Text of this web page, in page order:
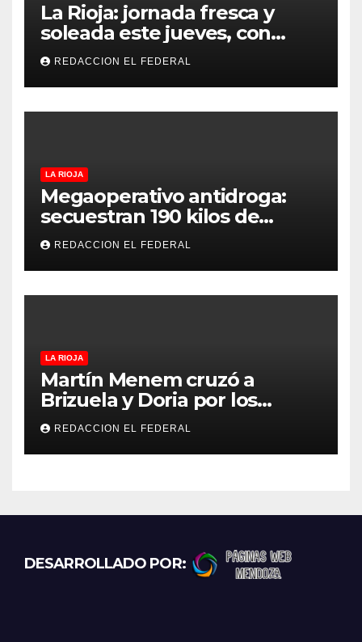
La Rioja: jornada fresca y
soleada este jueves, con
temperaturas estables para
el viernes
REDACCION EL FEDERAL
LA RIOJA
Megaoperativo antidroga:
secuestran 190 kilos de
marihuana que tenían como
destino La Rioja y Catamarca
REDACCION EL FEDERAL
LA RIOJA
Martín Menem cruzó a
Brizuela y Doria por los
incendios en Guanchín:
“Miente descaradamente”
REDACCION EL FEDERAL
DESARROLLADO POR: